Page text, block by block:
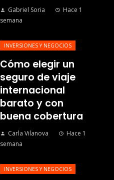
Gabriel Soria
Hace 1
semana
INVERSIONES Y NEGOCIOS
Cómo elegir un
seguro de viaje
internacional
barato y con
buena cobertura
Carla Vilanova
Hace 1
semana
INVERSIONES Y NEGOCIOS